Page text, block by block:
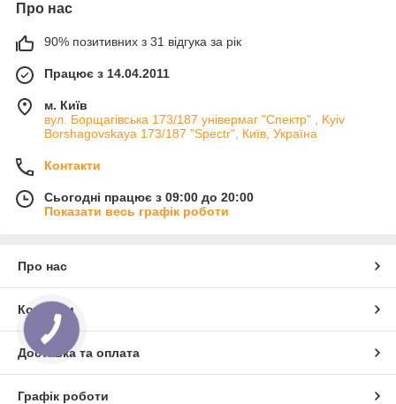
Про нас
90% позитивних з 31 відгука за рік
Працює з 14.04.2011
м. Київ
вул. Борщагівська 173/187 універмаг "Спектр" , Kyiv
Borshagovskaya 173/187 "Spectr", Київ, Україна
Контакти
Сьогодні працює з 09:00 до 20:00
Показати весь графік роботи
Про нас
Контакти
Доставка та оплата
Графік роботи